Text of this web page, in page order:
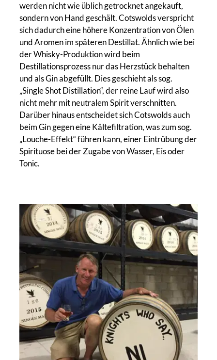
werden nicht wie üblich getrocknet angekauft,
sondern von Hand geschält. Cotswolds verspricht
sich dadurch eine höhere Konzentration von Ölen
und Aromen im späteren Destillat. Ähnlich wie bei
der Whisky-Produktion wird beim
Destillationsprozess nur das Herzstück behalten
und als Gin abgefüllt. Dies geschieht als sog.
„Single Shot Distillation“, der reine Lauf wird also
nicht mehr mit neutralem Spirit verschnitten.
Darüber hinaus entscheidet sich Cotswolds auch
beim Gin gegen eine Kältefiltration, was zum sog.
„Louche-Effekt“ führen kann, einer Eintrübung der
Spirituose bei der Zugabe von Wasser, Eis oder
Tonic.